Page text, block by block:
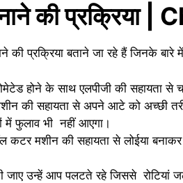
बनाने की
की प्रक्रिया बताने जा रहे हैं जिनके
होने के साथ एलपीजी की सहायता से
की सहायता से अपने आटे को अच्छी
में फुलाव भी नहीं आएगा।
मशीन की सहायता से लोईया
जाए उन्हें आप पलटते रहे जिससे